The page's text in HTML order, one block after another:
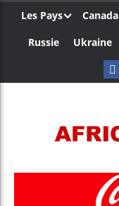
Les Pays Canada
Russie
Ukraine